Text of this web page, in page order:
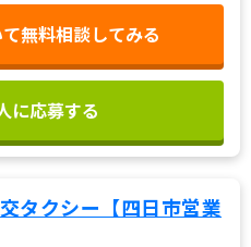
無料相談してみる
に応募する
タクシー【四日市営業